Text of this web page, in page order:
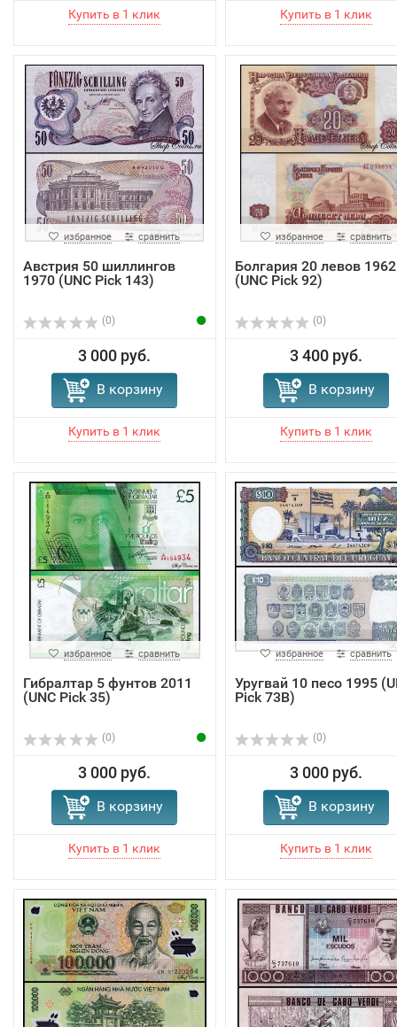
избранное сравнить
Австрия 50 шиллингов
1970 (UNC Pick 143)
(0)
3 000 руб.
В корзину
избранное сравнить
Болгария 20 левов 1962
(UNC Pick 92)
(0)
3 400 руб.
В корзину
избранное сравнить
Гибралтар 5 фунтов 2011
(UNC Pick 35)
(0)
3 000 руб.
В корзину
избранное сравнить
Уругвай 10 песо 1995
Pick 73B)
(0)
3 000 руб.
В корзину